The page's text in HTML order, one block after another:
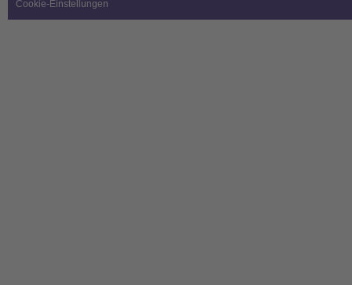
Cookie-Einstellungen